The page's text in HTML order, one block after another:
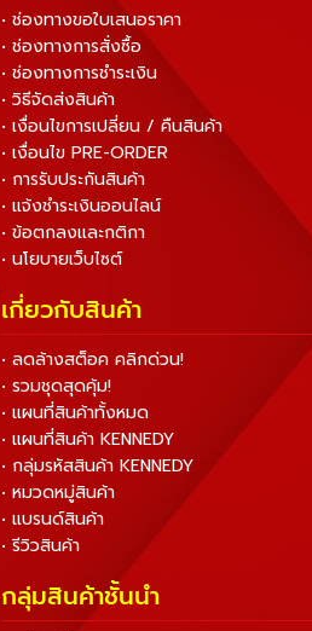
• ช่องทางขอใบเสนอราคา
• ช่องทางการสั่งซื้อ
• ช่องทางการชำระเงิน
• วิธีจัดส่งสินค้า
• เงื่อนไขการเปลี่ยน / คืนสินค้า
• เงื่อนไข PRE-ORDER
• การรับประกันสินค้า
• แจ้งชำระเงินออนไลน์
• ข้อตกลงและกติกา
• นโยบายเว็บไซต์
เกี่ยวกับสินค้า
• ลดล้างสต็อค คลิกด่วน!
• รวมชุดสุดคุ้ม!
• แผนที่สินค้าทั้งหมด
• แผนที่สินค้า KENNEDY
• กลุ่มรหัสสินค้า KENNEDY
• หมวดหมู่สินค้า
• แบรนด์สินค้า
• รีวิวสินค้า
กลุ่มสินค้าชั้นนำ